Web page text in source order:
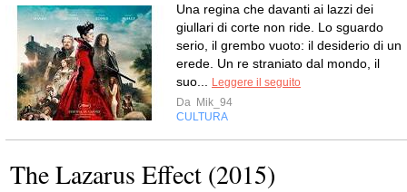
Una regina che davanti ai lazzi dei
giullari di corte non ride. Lo sguardo
serio, il grembo vuoto: il desiderio di un
erede. Un re straniato dal mondo, il
suo...
Leggere il seguito
Da Mik_94
CULTURA
The Lazarus Effect (2015)